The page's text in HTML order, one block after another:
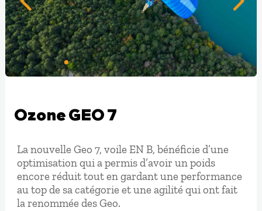
Ozone GEO 7
La nouvelle Geo 7, voile EN B, bénéficie d’une
optimisation qui a permis d’avoir un poids
encore réduit tout en gardant une performance
au top de sa catégorie et une agilité qui ont fait
la renommée des Geo.